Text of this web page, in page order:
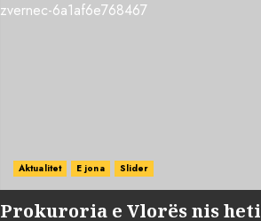
Aktualitet E jona Slider
Prokuroria e Vlorës nis